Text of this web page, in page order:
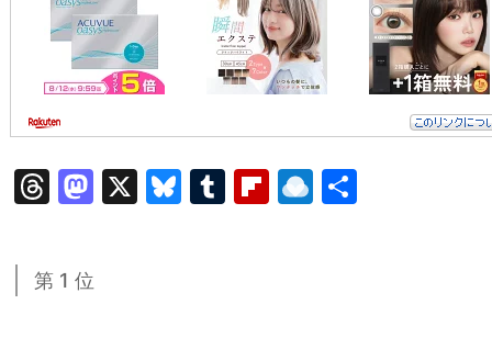
T
a
M
o
X
Bl T
Fl R
第 1 位